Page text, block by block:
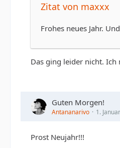
Zitat von maxxx
Frohes neues Jahr.
Das ging leider nicht. Ich
Guten Morgen!
Antananarivo 1.
Prost Neujahr!!!